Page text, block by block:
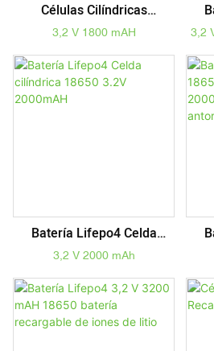
Células Cilíndricas
Recargables Lifepo4 Cell
3,2 V 1800 mAH 3,2
Batería Lifepo4 Celda
Cilíndrica 18650 3.2V
3,2 V 2000 mAh